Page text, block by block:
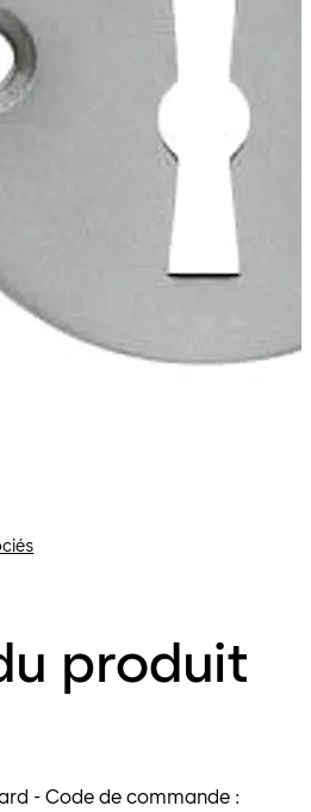
produit
- Code de commande :